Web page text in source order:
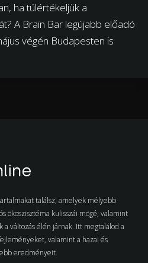
ha túlértékeljük a
A Brain Bar legújabb előadó
végén Budapesten is
találsz, amelyek mélyebb
ökoszisztéma kulisszái mögé, valamint
változás élén járnak. Itt megtalálod a
valamint a hazai és
eredményeit.